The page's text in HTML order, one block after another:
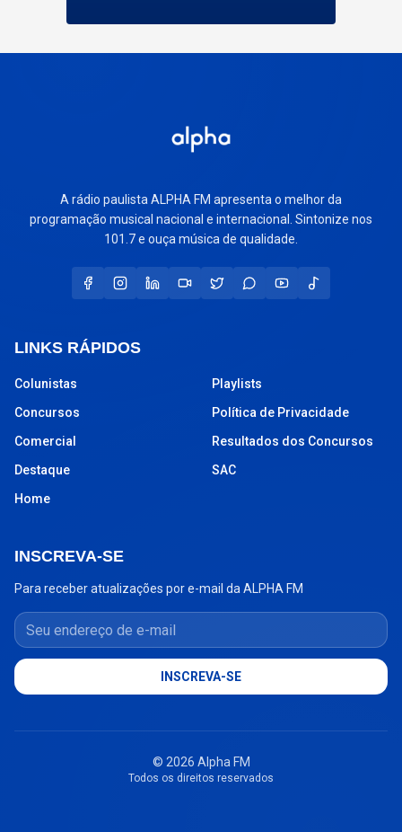
A rádio paulista ALPHA FM apresenta o melhor da
programação musical nacional e internacional. Sintonize nos
101.7 e ouça música de qualidade.
LINKS RÁPIDOS
Colunistas
Concursos
Comercial
Destaque
Home
Playlists
Política de Privacidade
Resultados dos Concursos
SAC
INSCREVA-SE
Para receber atualizações por e-mail da ALPHA FM
Seu endereço de e-mail
INSCREVA-SE
© 2026 Alpha FM
Todos os direitos reservados